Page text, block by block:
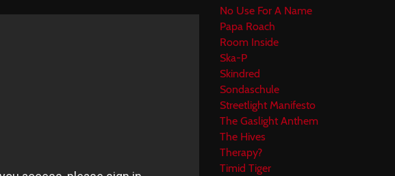
No Use For A Name
Papa Roach
Room Inside
Ska-P
Skindred
Sondaschule
Streetlight Manifesto
The Gaslight Anthem
The Hives
Therapy?
Timid Tiger